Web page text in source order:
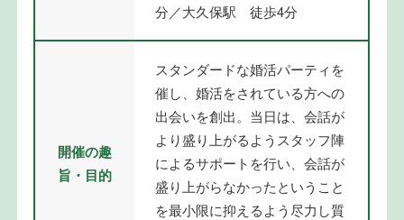
分／大久保駅 徒歩4分
開催の趣
旨・目的
スタンダードな婚活パーティを
催し、婚活をされている方への
出会いを創出。当日は、会話が
より盛り上がるようスタッフ陣
によるサポートを行い、会話が
盛り上がらなかったということ
を最小限に抑えるよう尽力し質